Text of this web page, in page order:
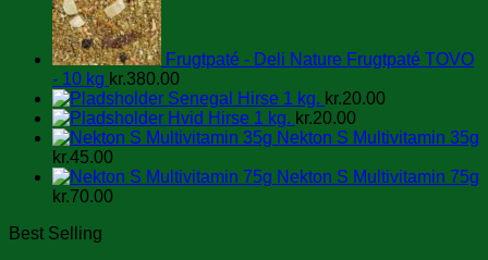
Frugtpaté - Deli Nature Frugtpaté TOVO
- 10 kg kr.380.00
Senegal Hirse 1 kg. kr.20.00
Hvid Hirse 1 kg. kr.20.00
Nekton S Multivitamin 35g
kr.45.00
Nekton S Multivitamin 75g
kr.70.00
Best Selling